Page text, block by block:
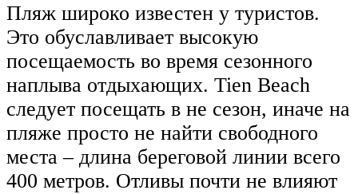
Пляж широко известен у туристов.
Это обуславливает высокую
посещаемость во время сезонного
наплыва отдыхающих. Tien Beach
следует посещать в не сезон, иначе на
пляже просто не найти свободного
места – длина береговой линии всего
400 метров. Отливы почти не влияют